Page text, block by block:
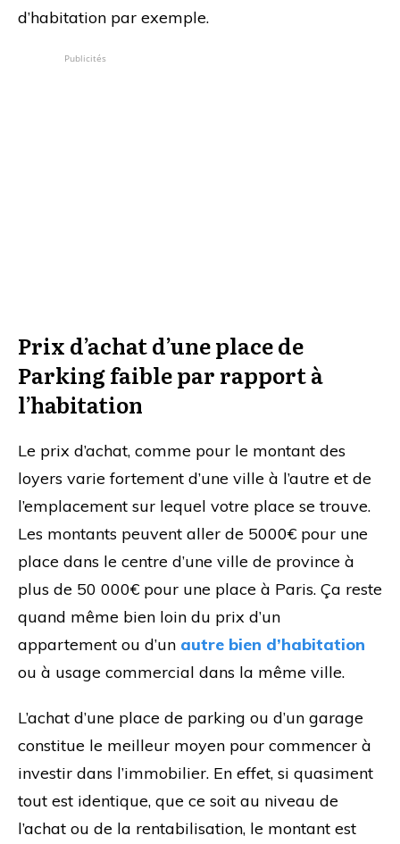
d’habitation par exemple.
Publicités
Prix d’achat d’une place de
Parking faible par rapport à
l’habitation
Le prix d’achat, comme pour le montant des
loyers varie fortement d’une ville à l’autre et de
l’emplacement sur lequel votre place se trouve.
Les montants peuvent aller de 5000€ pour une
place dans le centre d’une ville de province à
plus de 50 000€ pour une place à Paris. Ça reste
quand même bien loin du prix d’un
appartement ou d’un autre bien d’habitation
ou à usage commercial dans la même ville.
L’achat d’une place de parking ou d’un garage
constitue le meilleur moyen pour commencer à
investir dans l’immobilier. En effet, si quasiment
tout est identique, que ce soit au niveau de
l’achat ou de la rentabilisation, le montant est